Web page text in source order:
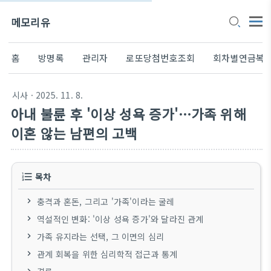
메모리유
홈 방명록 관리자 로또당첨번호조회 회차별연금복
시사 · 2025. 11. 8.
아내 불륜 후 '이상 성욕 증가'…가족 위해
이혼 않는 남편의 고백
목차
충격과 혼돈, 그리고 '가족'이라는 굴레
역설적인 변화: '이상 성욕 증가'와 달라진 관계
가족 유지라는 선택, 그 이면의 심리
관계 회복을 위한 심리학적 접근과 통계